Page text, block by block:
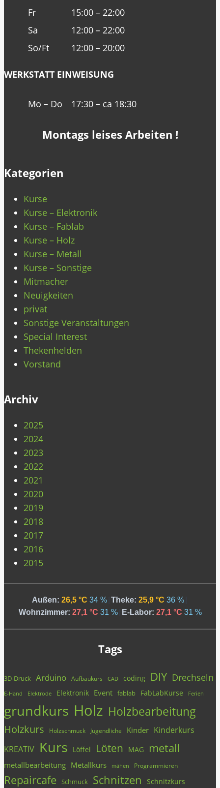
Fr
15:00 – 22:00
Sa
12:00 – 22:00
So/Ft
12:00 – 20:00
WERKSTATT EINWEISUNG
Mo – Do 17:30 – ca 18:30
Montags leises Arbeiten !
Kategorien
Kurse
Kurse – Elektronik
Kurse – Fablab
Kurse – Holz
Kurse – Metall
Kurse – Sonstige
Mitmacher
Neuigkeiten
privat
Sonstige Veranstaltungen
Special Interest
Thekenhelden
Vorstand
Archiv
2025
2024
2023
2022
2021
2020
2019
2018
2017
2016
2015
Außen: 26,5 °C 34 % Theke: 25,9 °C 36 %
Wohnzimmer: 27,1 °C 31 % E-Labor: 27,1 °C 31 %
Tags
3D-Druck Arduino Aufbaukurs CAD coding DIY Drechseln
E-Hand Elektrode Elektronik Event fablab FabLabKurse Ferien
grundkurs Holz Holzbearbeitung
Holzkurs Holzschmuck Jugendliche Kinder Kinderkurs
KREATIV Kurs Löffel Löten MAG metall
metallbearbeitung Metallkurs mähen Programmieren
Repaircafe Schmuck Schnitzen Schnitzkurs